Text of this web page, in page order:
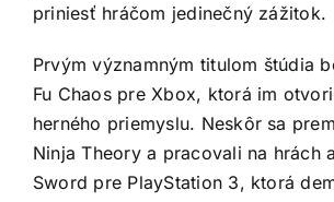
priniesť hráčom jedinečný zážitok.
Prvým významným titulom štúdia
Fu Chaos pre Xbox, ktorá im
herného priemyslu. Neskôr sa
Ninja Theory a pracovali na hrách
Sword pre PlayStation 3, ktorá